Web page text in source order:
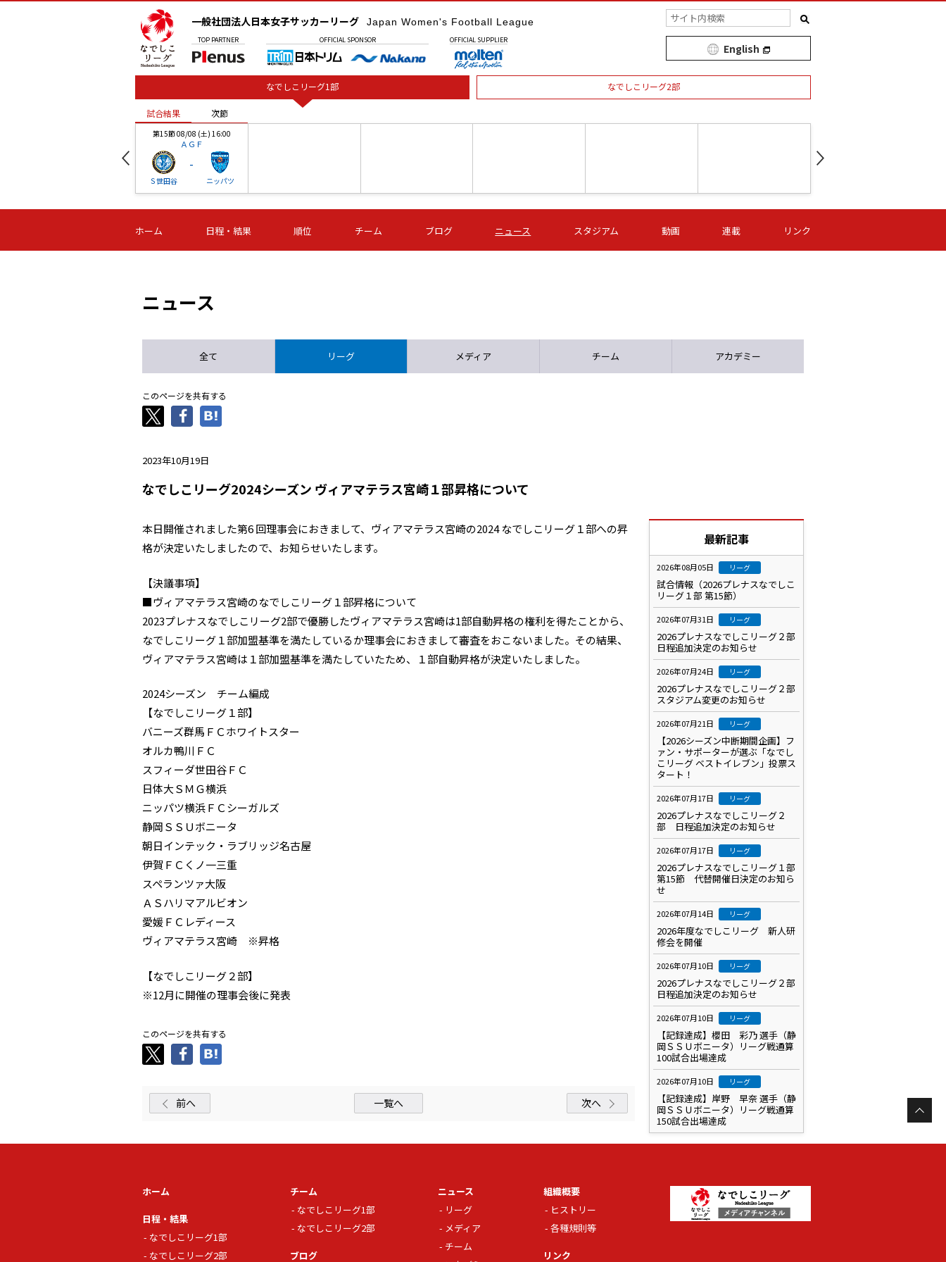
一般社団法人日本女子サッカーリーグ Japan Women's Football League
TOP PARTNER OFFICIAL SPONSOR OFFICIAL SUPPLIER
English
なでしこリーグ1部 なでしこリーグ2部
試合結果 次節
第15節 08/08 (土) 16:00
ＡＧＦ
Ｓ世田谷
-
ニッパツ
-
第16節 09/05 (土) 15:00
ニッパツ
-
第16節 09/05 (土) 15:00
石人の星
-
第16節 09/05 (土) 16:00
ＡＧＦ
-
いちご
-
第16節 09/06 (日) 15:00
-
第16節 09/06 (日) 15:00
- -
試合結果 次節
ホーム 日程・結果 順位 チーム ブログ ニュース スタジアム 動画 連載 リンク
ニュース
全て リーグ メディア チーム アカデミー
このページを共有する
2023年10月19日
なでしこリーグ2024シーズン ヴィアマテラス宮崎１部昇格について
本日開催されました第6 回理事会におきまして、ヴィアマテラス宮崎の2024 なでしこリーグ１部への昇
格が決定いたしましたので、お知らせいたします。
【決議事項】
■ヴィアマテラス宮崎のなでしこリーグ１部昇格について
2023プレナスなでしこリーグ2部で優勝したヴィアマテラス宮崎は1部自動昇格の権利を得たことから、
なでしこリーグ１部加盟基準を満たしているか理事会におきまして審査をおこないました。その結果、
ヴィアマテラス宮崎は１部加盟基準を満たしていたため、１部自動昇格が決定いたしました。
2024シーズン チーム編成
【なでしこリーグ１部】
バニーズ群馬ＦＣホワイトスター
オルカ鴨川ＦＣ
スフィーダ世田谷ＦＣ
日体大ＳＭＧ横浜
ニッパツ横浜ＦＣシーガルズ
静岡ＳＳＵボニータ
朝日インテック・ラブリッジ名古屋
伊賀ＦＣくノ一三重
スペランツァ大阪
ＡＳハリマアルビオン
愛媛ＦＣレディース
ヴィアマテラス宮崎 ※昇格
【なでしこリーグ２部】
※12月に開催の理事会後に発表
このページを共有する
前へ 一覧へ 次へ
最新記事
2026年08月05日 リーグ
試合情報（2026プレナスなでしこ
リーグ１部 第15節）
2026年07月31日 リーグ
2026プレナスなでしこリーグ２部
日程追加決定のお知らせ
2026年07月24日 リーグ
2026プレナスなでしこリーグ２部
スタジアム変更のお知らせ
2026年07月21日 リーグ
【2026シーズン中断期間企画】フ
ァン・サポーターが選ぶ「なでし
こリーグ ベストイレブン」投票ス
タート！
2026年07月17日 リーグ
2026プレナスなでしこリーグ２
部 日程追加決定のお知らせ
2026年07月17日 リーグ
2026プレナスなでしこリーグ１部
第15節 代替開催日決定のお知ら
せ
2026年07月14日 リーグ
2026年度なでしこリーグ 新人研
修会を開催
2026年07月10日 リーグ
2026プレナスなでしこリーグ２部
日程追加決定のお知らせ
2026年07月10日 リーグ
【記録達成】櫻田 彩乃 選手（静
岡ＳＳＵボニータ）リーグ戦通算
100試合出場達成
2026年07月10日 リーグ
【記録達成】岸野 早奈 選手（静
岡ＳＳＵボニータ）リーグ戦通算
150試合出場達成
ホーム
日程・結果
なでしこリーグ1部
なでしこリーグ2部
チーム
なでしこリーグ1部
なでしこリーグ2部
ブログ
ニュース
リーグ
メディア
チーム
組織概要
ヒストリー
各種規則等
リンク